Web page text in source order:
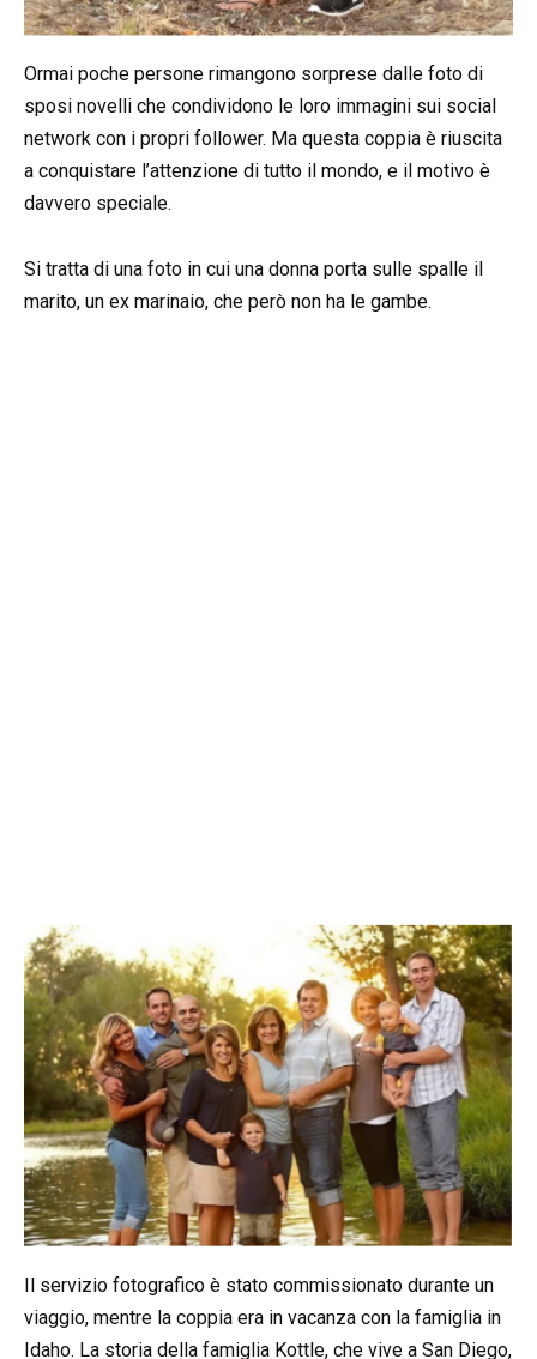
Ormai poche persone rimangono sorprese dalle foto di
sposi novelli che condividono le loro immagini sui social
network con i propri follower. Ma questa coppia è riuscita
a conquistare l’attenzione di tutto il mondo, e il motivo è
davvero speciale.
Si tratta di una foto in cui una donna porta sulle spalle il
marito, un ex marinaio, che però non ha le gambe.
Il servizio fotografico è stato commissionato durante un
viaggio, mentre la coppia era in vacanza con la famiglia in
Idaho. La storia della famiglia Kottle, che vive a San Diego,